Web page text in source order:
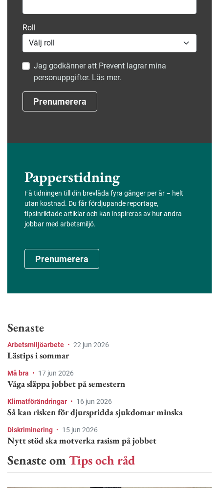
Roll
Jag godkänner att Prevent lagrar mina
personuppgifter. Läs mer.
Prenumerera
Papperstidning
Få tidningen till din brevlåda fyra gånger per år – helt
utan kostnad. Du får fördjupande reportage,
tipsinriktade artiklar och kan inspireras av hur andra
jobbar med arbetsmiljö.
Prenumerera
Senaste
Arbetsmiljöarbete • 22 jun 2026
Lästips i sommar
Må bra • 17 jun 2026
Våga släppa jobbet på semestern
Klimatförändringar • 16 jun 2026
Så kan risken för djurspridda sjukdomar minska
Diskriminering • 15 jun 2026
Nytt stöd ska motverka rasism på jobbet
Senaste omTips och råd